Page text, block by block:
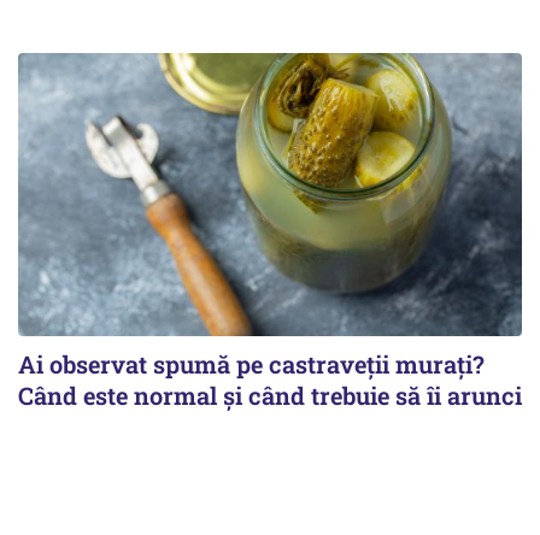
Ai observat spumă pe castraveții murați?
Când este normal și când trebuie să îi arunci